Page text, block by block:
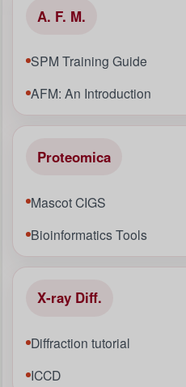
A. F. M.
SPM Training Guide
AFM: An Introduction
Proteomica
Mascot CIGS
Bioinformatics Tools
X-ray Diff.
Diffraction tutorial
ICCD